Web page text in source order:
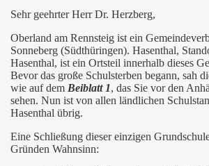
Sehr geehrter Herr Dr. Herzberg,
Oberland am Rennsteig ist ein
Sonneberg (Südthüringen). Hasenthal,
Hasenthal, ist ein Ortsteil innerhalb dieses
Bevor das große Schulsterben begann, sah
wie auf dem Beiblatt 1, das Sie vor den
sehen. Nun ist von allen ländlichen
Hasenthal übrig.
Eine Schließung dieser einzigen
Gründen Wahnsinn: